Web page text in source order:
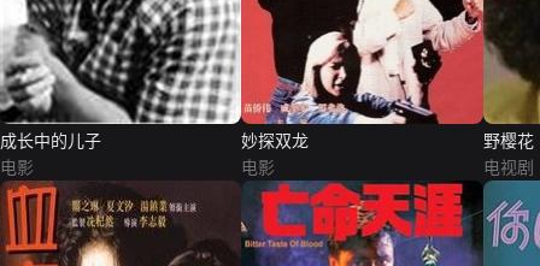
成长中的儿子
电影
妙探双龙
电影
野樱花
电视剧